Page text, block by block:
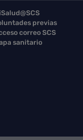
previas
correo SCS
sanitario